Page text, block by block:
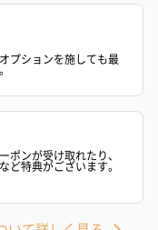
てお届けいたしま
プションを施しても最
ポンが受け取れたり、
ど特典がございます。